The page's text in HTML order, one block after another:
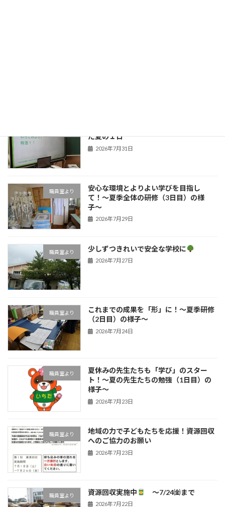
た夏の１日
2026年7月31日
職員室より
安心な環境とよりよい学びを目指し
て！〜夏季全体の研修（3日目）の様
子〜
2026年7月29日
職員室より 少しずつきれいで安全な学校に
2026年7月27日
職員室より
これまでの成果を「形」に！〜夏季研修
（2日目）の様子〜
2026年7月24日
職員室より
夏休みの先生たちも「学び」のスター
ト！〜夏の先生たちの勉強（1日目）の
様子〜
2026年7月23日
職員室より
地域の力で子どもたちを応援！資源回収
へのご協力のお願い
2026年7月23日
職員室より 資源回収実施中 ～7/24㈮まで
2026年7月22日